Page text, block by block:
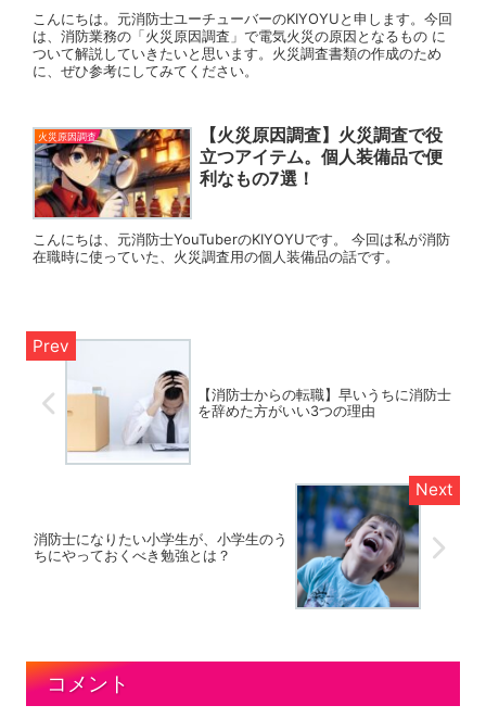
こんにちは。元消防士ユーチューバーのKIYOYUと申します。今回
は、消防業務の「火災原因調査」で電気火災の原因となるもの に
ついて解説していきたいと思います。火災調査書類の作成のため
に、ぜひ参考にしてみてください。
火災原因調査
【火災原因調査】火災調査で役
立つアイテム。個人装備品で便
利なもの7選！
こんにちは、元消防士YouTuberのKIYOYUです。 今回は私が消防
在職時に使っていた、火災調査用の個人装備品の話です。
【消防士からの転職】早いうちに消防士
を辞めた方がいい3つの理由
消防士になりたい小学生が、小学生のう
ちにやっておくべき勉強とは？
コメント